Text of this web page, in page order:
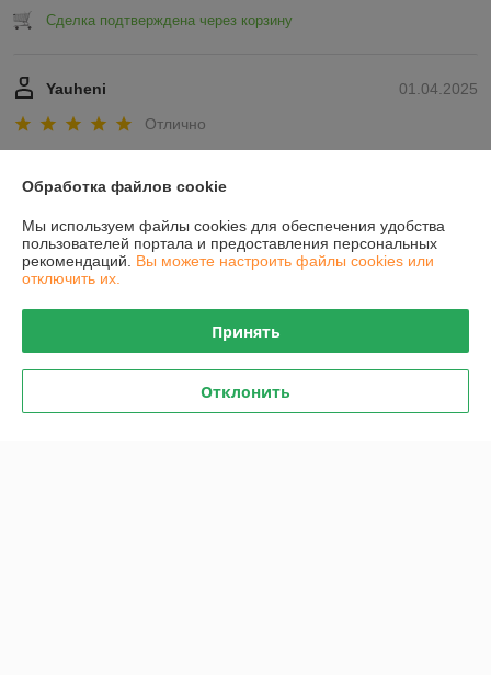
Сделка подтверждена через корзину
01.04.2025
Yauheni
Отлично
О нас
Обработка файлов cookie
Мы используем файлы cookies для обеспечения удобства
пользователей портала и предоставления персональных
рекомендаций. Вы можете настроить файлы cookies или
отключить их.
Принять
Отклонить